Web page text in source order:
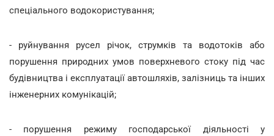
спеціального водокористування;
- руйнування русел річок, струмків та водотоків або
порушення природних умов поверхневого стоку під час
будівництва і експлуатації автошляхів, залізниць та інших
інженерних комунікацій;
- порушення режиму господарської діяльності у